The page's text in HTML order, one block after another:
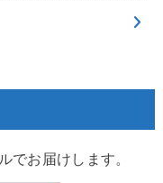
でお届けします。